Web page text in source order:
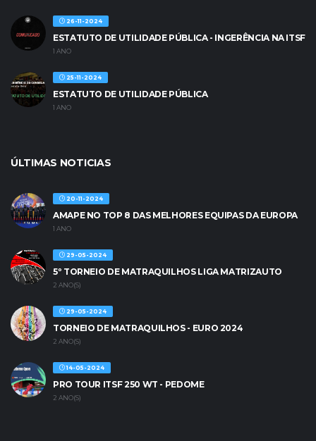
26-11-2024
ESTATUTO DE UTILIDADE PÚBLICA - INGERÊNCIA NA ITSF
1 ANO
25-11-2024
ESTATUTO DE UTILIDADE PÚBLICA
1 ANO
ÚLTIMAS NOTICIAS
20-11-2024
AMAPE NO TOP 8 DAS MELHORES EQUIPAS DA EUROPA
1 ANO
29-05-2024
5º TORNEIO DE MATRAQUILHOS LIGA MATRIZAUTO
2 ANO(S)
29-05-2024
TORNEIO DE MATRAQUILHOS - EURO 2024
2 ANO(S)
14-05-2024
PRO TOUR ITSF 250 WT - PEDOME
2 ANO(S)